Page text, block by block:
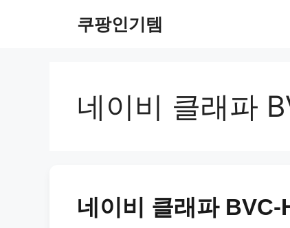
쿠팡인기템
네이비 클래파
네이비 클래파 BVC-